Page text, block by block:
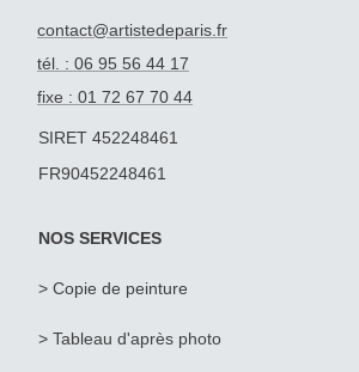
contact@artistedeparis.fr
tél. : 06 95 56 44 17
fixe : 01 72 67 70 44
SIRET 452248461
FR90452248461
NOS SERVICES
> Copie de peinture
> Tableau d'après photo